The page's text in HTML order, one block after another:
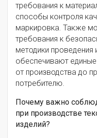
требования к
способы контроля
маркировка. Также
требования к
методики проведения
обеспечивают
от производства до
потребителю.
Почему важно
при производстве
изделий?